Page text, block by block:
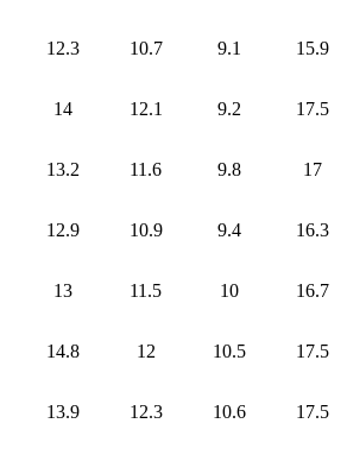
12.3 10.7 9.1 15.9
14 12.1 9.2 17.5
13.2 11.6 9.8 17
12.9 10.9 9.4 16.3
13 11.5 10 16.7
14.8 12 10.5 17.5
13.9 12.3 10.6 17.5